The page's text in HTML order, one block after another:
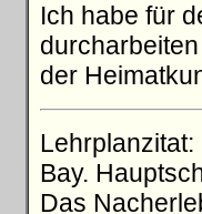
Ich habe für
der
Lehrplanzitat:
Bay.
Das